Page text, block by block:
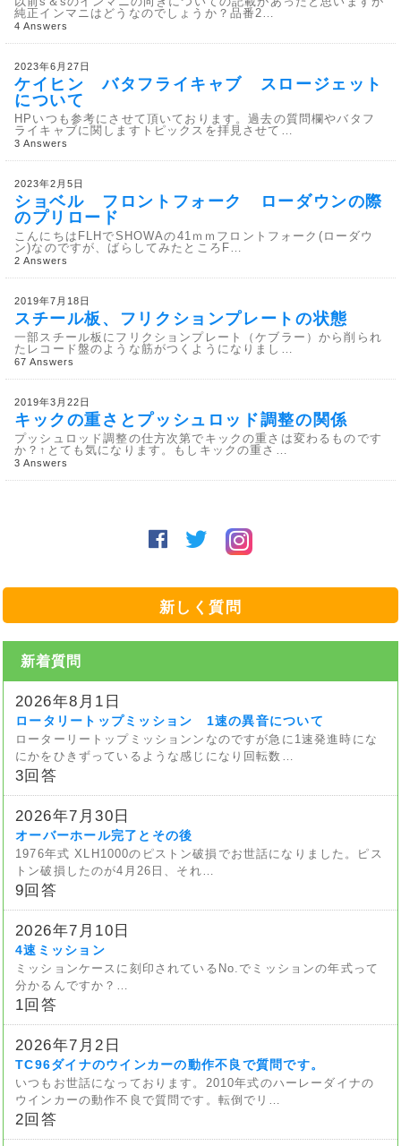
純正インマニはどうなのでしょうか？品番2…
4 Answers
2023年6月27日
ケイヒン バタフライキャブ スロージェット
について
HPいつも参考にさせて頂いております。過去の質問欄やバタフ
ライキャブに関しますトピックスを拝見させて…
3 Answers
2023年2月5日
ショベル フロントフォーク ローダウンの際
のプリロード
こんにちはFLHでSHOWAの41ｍｍフロントフォーク(ローダウ
ン)なのですが、ばらしてみたところF…
2 Answers
2019年7月18日
スチール板、フリクションプレートの状態
一部スチール板にフリクションプレート（ケブラー）から削られ
たレコード盤のような筋がつくようになりまし…
67 Answers
2019年3月22日
キックの重さとプッシュロッド調整の関係
プッシュロッド調整の仕方次第でキックの重さは変わるものです
か？↑とても気になります。もしキックの重さ…
3 Answers
新しく質問
新着質問
2026年8月1日
ロータリートップミッション 1速の異音について
ローターリートップミッションンなのですが急に1速発進時にな
にかをひきずっているような感じになり回転数…
3回答
2026年7月30日
オーバーホール完了とその後
1976年式 XLH1000のピストン破損でお世話になりました。ピス
トン破損したのが4月26日、それ…
9回答
2026年7月10日
4速ミッション
ミッションケースに刻印されているNo.でミッションの年式って
分かるんですか？…
1回答
2026年7月2日
TC96ダイナのウインカーの動作不良で質問です。
いつもお世話になっております。2010年式のハーレーダイナの
ウインカーの動作不良で質問です。転倒でリ…
2回答